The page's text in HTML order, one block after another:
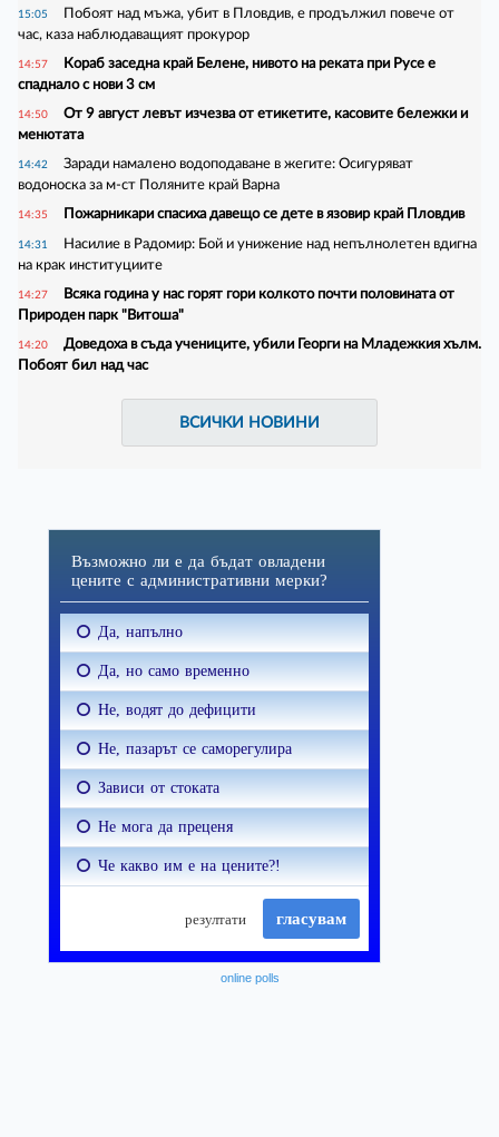
15:05
Побоят над мъжа, убит в Пловдив, е продължил повече от
час, каза наблюдаващият прокурор
14:57
Кораб заседна край Белене, нивото на реката при Русе е
спаднало с нови 3 см
14:50
От 9 август левът изчезва от етикетите, касовите бележки и
менютата
14:42
Заради намалено водоподаване в жегите: Осигуряват
водоноска за м-ст Поляните край Варна
14:35 Пожарникари спасиха давещо се дете в язовир край Пловдив
14:31
Насилие в Радомир: Бой и унижение над непълнолетен вдигна
на крак институциите
14:27
Всяка година у нас горят гори колкото почти половината от
Природен парк "Витоша"
14:20
Доведоха в съда учениците, убили Георги на Младежкия хълм.
Побоят бил над час
ВСИЧКИ НОВИНИ
online polls